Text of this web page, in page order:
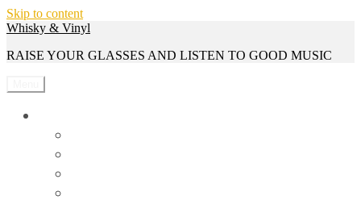
Skip to content
Whisky & Vinyl
RAISE YOUR GLASSES AND LISTEN TO GOOD MUSIC